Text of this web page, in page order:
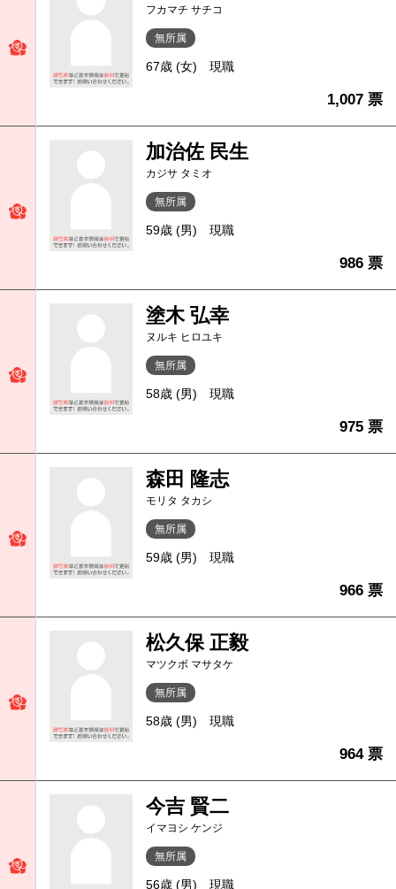
フカマチ サチコ
無所属
67歳 (女) 現職
1,007 票
加治佐 民生
カジサ タミオ
無所属
59歳 (男) 現職
986 票
塗木 弘幸
ヌルキ ヒロユキ
無所属
58歳 (男) 現職
975 票
森田 隆志
モリタ タカシ
無所属
59歳 (男) 現職
966 票
松久保 正毅
マツクボ マサタケ
無所属
58歳 (男) 現職
964 票
今吉 賢二
イマヨシ ケンジ
無所属
56歳 (男) 現職